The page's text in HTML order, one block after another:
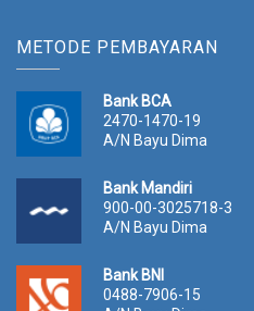
METODE PEMBAYARAN
Bank BCA
2470-1470-19
A/N Bayu Dima
Bank Mandiri
900-00-3025718-3
A/N Bayu Dima
Bank BNI
0488-7906-15